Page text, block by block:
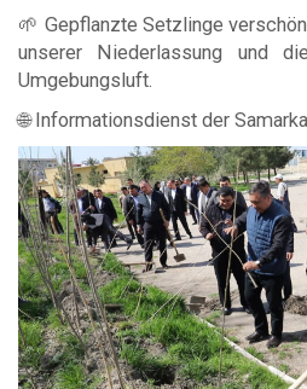
🌱 Gepflanzte Setzlinge
unserer Niederlassung und
Umgebungsluft.
🌐 Informationsdienst der